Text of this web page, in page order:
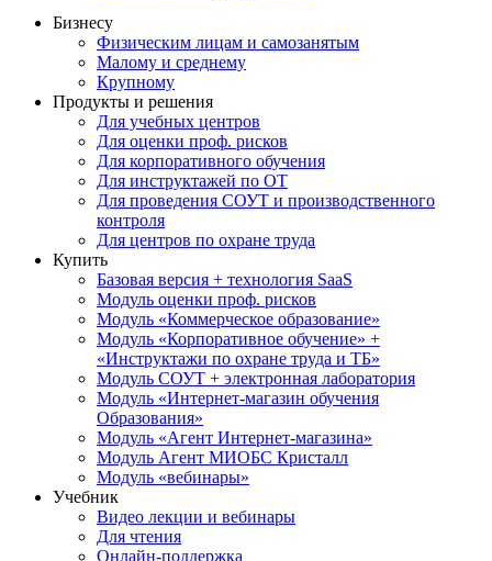
Бизнесу
Физическим лицам и самозанятым
Малому и среднему
Крупному
Продукты и решения
Для учебных центров
Для оценки проф. рисков
Для корпоративного обучения
Для инструктажей по ОТ
Для проведения СОУТ и производственного
контроля
Для центров по охране труда
Купить
Базовая версия + технология SaaS
Модуль оценки проф. рисков
Модуль «Коммерческое образование»
Модуль «Корпоративное обучение» +
«Инструктажи по охране труда и ТБ»
Модуль СОУТ + электронная лаборатория
Модуль «Интернет-магазин обучения
Образования»
Модуль «Агент Интернет-магазина»
Модуль Агент МИОБС Кристалл
Модуль «вебинары»
Учебник
Видео лекции и вебинары
Для чтения
Онлайн-поддержка